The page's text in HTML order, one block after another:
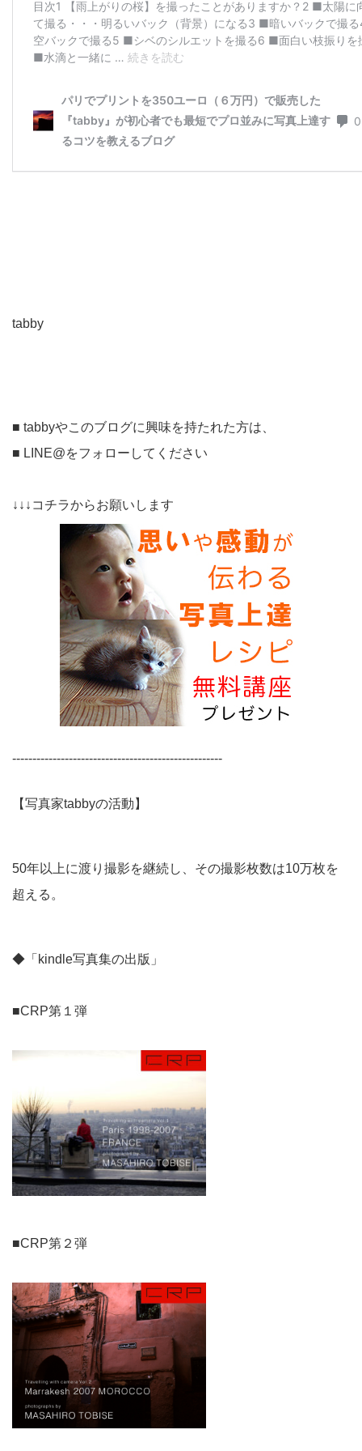
tabby
■ tabbyやこのブログに興味を持たれた方は、
■ LINE@をフォローしてください
↓↓↓コチラからお願いします
----------------------------------------------------
【写真家tabbyの活動】
50年以上に渡り撮影を継続し、その撮影枚数は10万枚を
超える。
◆「kindle写真集の出版」
■CRP第１弾
■CRP第２弾